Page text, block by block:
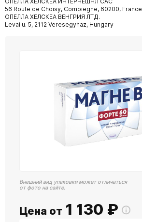
56 Route de Choisy, Compiegne, 60200, France
ОПЕЛЛА ХЕЛСКЕА ВЕНГРИЯ ЛТД.
Levai u. 5, 2112 Veresegyhaz, Hungary
Внешний вид упаковки может отличаться
от фото на сайте.
Цена от 1 130 ₽